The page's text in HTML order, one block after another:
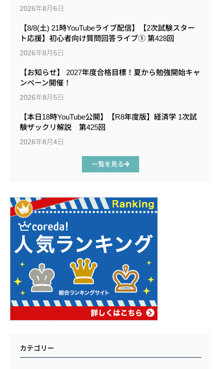
2026年8月6日
【8/8(土) 21時YouTubeライブ配信】【2次試験スター
ト応援】初心者向け質問回答ライブ① 第428回
2026年8月5日
【お知らせ】 2027年度合格目標！夏から勉強開始キャ
ンペーン開催！
2026年8月5日
【本日18時YouTube公開】【R8年度版】経済学 1次試
験ザックリ解説 第425回
2026年8月4日
一覧を見る
カテゴリー